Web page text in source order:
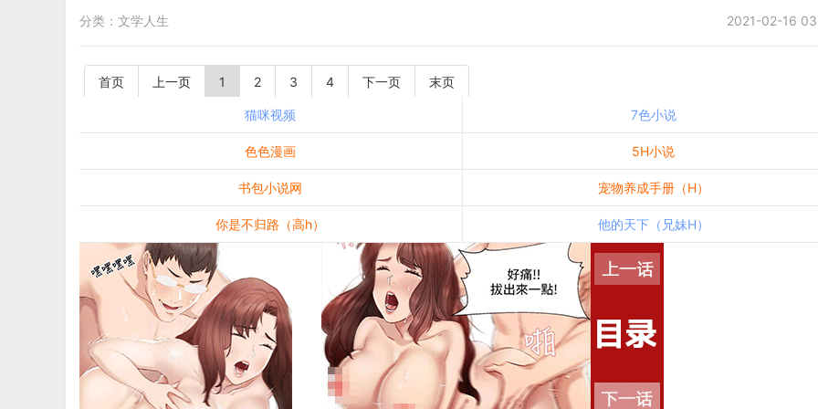
2021-02-16
分类： 文学人生
首页 上一页 1 2 3 4 下一页 末页
猫咪视频 7色小说
色色漫画 5H小说
书包小说网 宠物养成手册（H）
你是不归路（高h） 他的天下（兄妹H）